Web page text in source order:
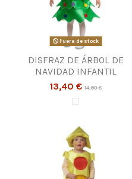
Fuera de stock
DISFRAZ DE ÁRBOL DE
NAVIDAD INFANTIL
13,40 €14,90 €